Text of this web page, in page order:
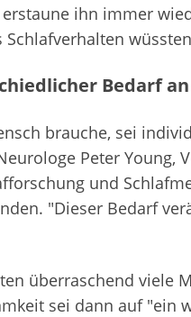
ihn immer
Bedarf an
brauche, sei
Peter Young,
und
"Dieser Bedarf
überraschend viele
sei dann auf "ein